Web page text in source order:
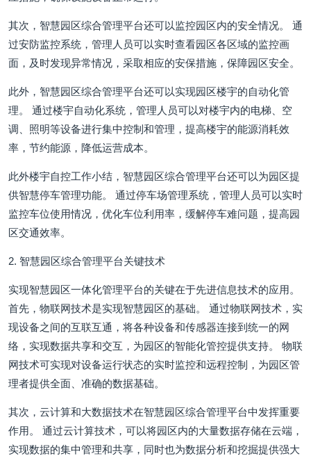
其次，智慧园区综合管理平台还可以监控园区内的安全情况。 通
过安防监控系统，管理人员可以实时查看园区各区域的监控画
面，及时发现异常情况，采取相应的安保措施，保障园区安全。
此外，智慧园区综合管理平台还可以实现园区楼宇的自动化管
理。 通过楼宇自动化系统，管理人员可以对楼宇内的电梯、空
调、照明等设备进行集中控制和管理，提高楼宇的能源消耗效
率，节约能源，降低运营成本。
此外楼宇自控工作小结，智慧园区综合管理平台还可以为园区提
供智慧停车管理功能。 通过停车场管理系统，管理人员可以实时
监控车位使用情况，优化车位利用率，缓解停车难问题，提高园
区交通效率。
2. 智慧园区综合管理平台关键技术
实现智慧园区一体化管理平台的关键在于先进信息技术的应用。
首先，物联网技术是实现智慧园区的基础。 通过物联网技术，实
现设备之间的互联互通，将各种设备和传感器连接到统一的网
络，实现数据共享和交互，为园区的智能化管控提供支持。 物联
网技术可实现对设备运行状态的实时监控和远程控制，为园区管
理者提供全面、准确的数据基础。
其次，云计算和大数据技术在智慧园区综合管理平台中发挥重要
作用。 通过云计算技术，可以将园区内的大量数据存储在云端，
实现数据的集中管理和共享，同时也为数据分析和挖掘提供强大